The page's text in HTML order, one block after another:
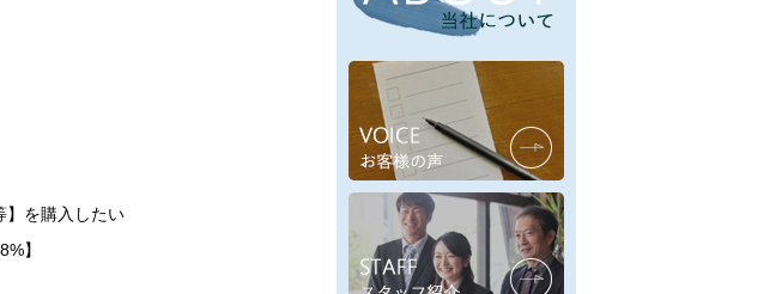
】を購入したい
】